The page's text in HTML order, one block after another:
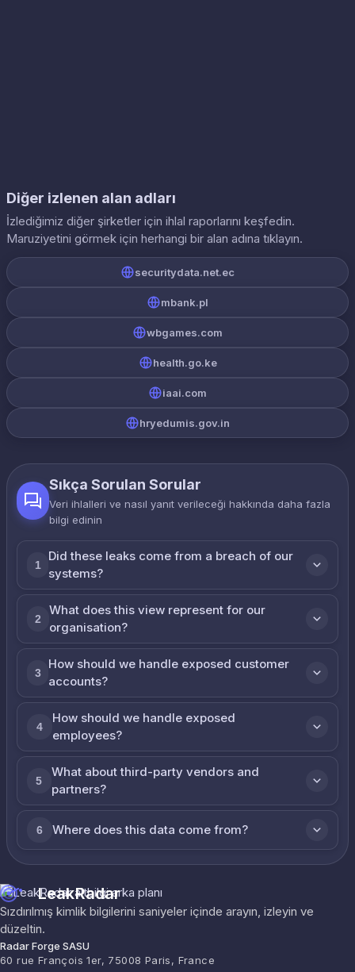
Diğer izlenen alan adları
İzlediğimiz diğer şirketler için ihlal raporlarını keşfedin.
Maruziyetini görmek için herhangi bir alan adına tıklayın.
securitydata.net.ec
mbank.pl
wbgames.com
health.go.ke
iaai.com
hryedumis.gov.in
Sıkça Sorulan Sorular
Veri ihlalleri ve nasıl yanıt verileceği hakkında daha fazla
bilgi edinin
1
Did these leaks come from a breach of our
systems?
2
What does this view represent for our
organisation?
3
How should we handle exposed customer
accounts?
4
How should we handle exposed
employees?
5
What about third-party vendors and
partners?
6 Where does this data come from?
LeakRadar
Sızdırılmış kimlik bilgilerini saniyeler içinde arayın, izleyin ve
düzeltin.
Radar Forge SASU
60 rue François 1er, 75008 Paris, France